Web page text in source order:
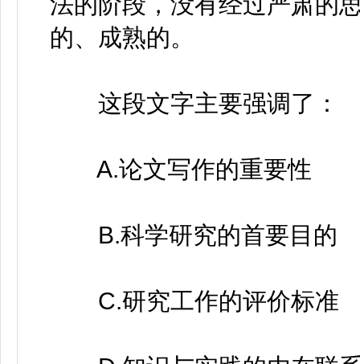
的、成熟的。
这段文字主要强调了：
A.论文写作的重要性
B.科学研究的首要目的
C.研究工作的评价标准